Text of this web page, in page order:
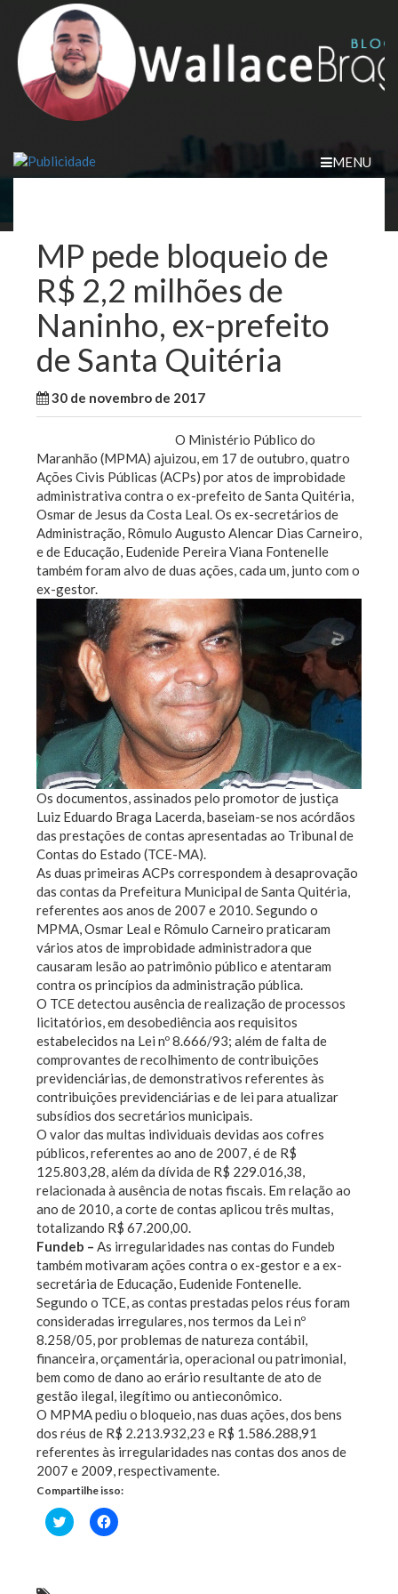
content
MENU
MP pede bloqueio de
R$ 2,2 milhões de
Naninho, ex-prefeito
de Santa Quitéria
30 de novembro de 2017
O Ministério Público do
Maranhão (MPMA) ajuizou, em 17 de outubro, quatro
Ações Civis Públicas (ACPs) por atos de improbidade
administrativa contra o ex-prefeito de Santa Quitéria,
Osmar de Jesus da Costa Leal. Os ex-secretários de
Administração, Rômulo Augusto Alencar Dias Carneiro,
e de Educação, Eudenide Pereira Viana Fontenelle
também foram alvo de duas ações, cada um, junto com o
ex-gestor.
Os documentos, assinados pelo promotor de justiça
Luiz Eduardo Braga Lacerda, baseiam-se nos acórdãos
das prestações de contas apresentadas ao Tribunal de
Contas do Estado (TCE-MA).
As duas primeiras ACPs correspondem à desaprovação
das contas da Prefeitura Municipal de Santa Quitéria,
referentes aos anos de 2007 e 2010. Segundo o
MPMA, Osmar Leal e Rômulo Carneiro praticaram
vários atos de improbidade administradora que
causaram lesão ao patrimônio público e atentaram
contra os princípios da administração pública.
O TCE detectou ausência de realização de processos
licitatórios, em desobediência aos requisitos
estabelecidos na Lei nº 8.666/93; além de falta de
comprovantes de recolhimento de contribuições
previdenciárias, de demonstrativos referentes às
contribuições previdenciárias e de lei para atualizar
subsídios dos secretários municipais.
O valor das multas individuais devidas aos cofres
públicos, referentes ao ano de 2007, é de R$
125.803,28, além da dívida de R$ 229.016,38,
relacionada à ausência de notas fiscais. Em relação ao
ano de 2010, a corte de contas aplicou três multas,
totalizando R$ 67.200,00.
Fundeb – As irregularidades nas contas do Fundeb
também motivaram ações contra o ex-gestor e a ex-
secretária de Educação, Eudenide Fontenelle.
Segundo o TCE, as contas prestadas pelos réus foram
consideradas irregulares, nos termos da Lei nº
8.258/05, por problemas de natureza contábil,
financeira, orçamentária, operacional ou patrimonial,
bem como de dano ao erário resultante de ato de
gestão ilegal, ilegítimo ou antieconômico.
O MPMA pediu o bloqueio, nas duas ações, dos bens
dos réus de R$ 2.213.932,23 e R$ 1.586.288,91
referentes às irregularidades nas contas dos anos de
2007 e 2009, respectivamente.
Compartilhe isso:
Clique
para
Clique
para